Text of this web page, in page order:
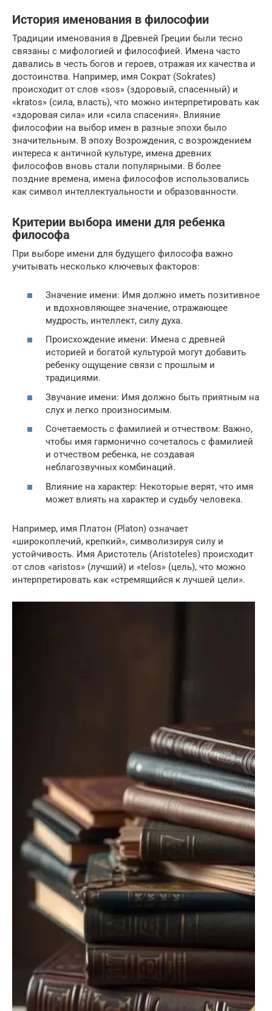
История именования в философии
Традиции именования в Древней Греции были тесно
связаны с мифологией и философией. Имена часто
давались в честь богов и героев, отражая их качества и
достоинства. Например, имя Сократ (Sokrates)
происходит от слов «sos» (здоровый, спасенный) и
«kratos» (сила, власть), что можно интерпретировать как
«здоровая сила» или «сила спасения». Влияние
философии на выбор имен в разные эпохи было
значительным. В эпоху Возрождения, с возрождением
интереса к античной культуре, имена древних
философов вновь стали популярными. В более
поздние времена, имена философов использовались
как символ интеллектуальности и образованности.
Критерии выбора имени для ребенка
философа
При выборе имени для будущего философа важно
учитывать несколько ключевых факторов:
Значение имени: Имя должно иметь позитивное
и вдохновляющее значение, отражающее
мудрость, интеллект, силу духа.
Происхождение имени: Имена с древней
историей и богатой культурой могут добавить
ребенку ощущение связи с прошлым и
традициями.
Звучание имени: Имя должно быть приятным на
слух и легко произносимым.
Сочетаемость с фамилией и отчеством: Важно,
чтобы имя гармонично сочеталось с фамилией
и отчеством ребенка, не создавая
неблагозвучных комбинаций.
Влияние на характер: Некоторые верят, что имя
может влиять на характер и судьбу человека.
Например, имя Платон (Platon) означает
«широкоплечий, крепкий», символизируя силу и
устойчивость. Имя Аристотель (Aristoteles) происходит
от слов «aristos» (лучший) и «telos» (цель), что можно
интерпретировать как «стремящийся к лучшей цели».